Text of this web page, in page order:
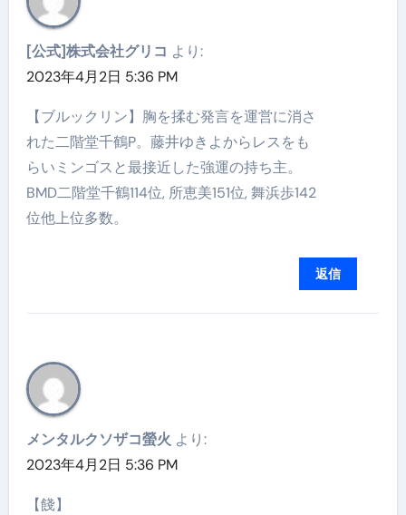
[公式]株式会社グリコ より:
2023年4月2日 5:36 PM
【ブルックリン】胸を揉む発言を運営に消さ
れた二階堂千鶴P。藤井ゆきよからレスをも
らいミンゴスと最接近した強運の持ち主。
BMD二階堂千鶴114位, 所恵美151位, 舞浜歩142
位他上位多数。
返信
メンタルクソザコ螢火 より:
2023年4月2日 5:36 PM
【餞】